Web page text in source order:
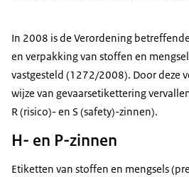
In 2008 is de Verordening
en verpakking van stoffen en
vastgesteld (1272/2008). Door deze
wijze van gevaarsetikettering
R (risico)- en S (safety)-zinnen).
H- en P-zinnen
Etiketten van stoffen en mengsels